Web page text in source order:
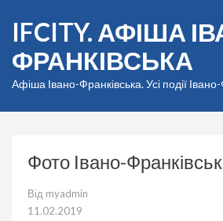
вмісту
(натисніть
Enter)
IFCITY. АФІША
ФРАНКІВСЬКА
Афіша Івано-Франківська. Усі події
Фото Івано-Франківськ
Від myadmin
11.02.2019